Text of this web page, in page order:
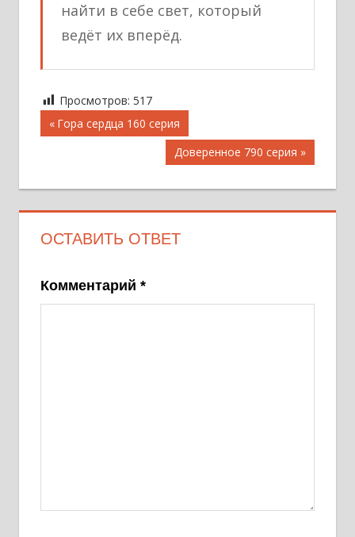
найти в себе свет, который
ведёт их вперёд.
Просмотров: 517
Навигация
Предыдущая
запись;
Гора сердца 160 серия
Следующая
запись:
Доверенное 790 серия
ОСТАВИТЬ ОТВЕТ
Комментарий *